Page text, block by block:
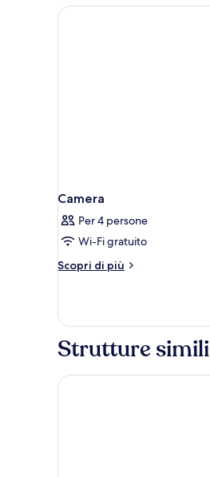
Camera
Per 4 persone
Wi-Fi gratuito
Scopri di più
Altri
Strutture simili
Hotel Santa Maria